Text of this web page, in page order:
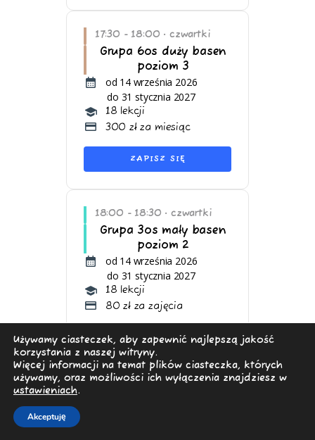
17:30 - 18:00 • czwartki
Grupa 6os duży basen
poziom 3
od 14 września 2026
do 31 stycznia 2027
18 lekcji
300 zł za miesiąc
ZAPISZ SIĘ
18:00 - 18:30 • czwartki
Grupa 3os mały basen
poziom 2
od 14 września 2026
do 31 stycznia 2027
18 lekcji
80 zł za zajęcia
ZAPISZ SIĘ
Używamy ciasteczek, aby zapewnić najlepszą jakość
korzystania z naszej witryny.
Więcej informacji na temat plików ciasteczka, których
używamy, oraz możliwości ich wyłączenia znajdziesz w
ustawieniach.
Akceptuję